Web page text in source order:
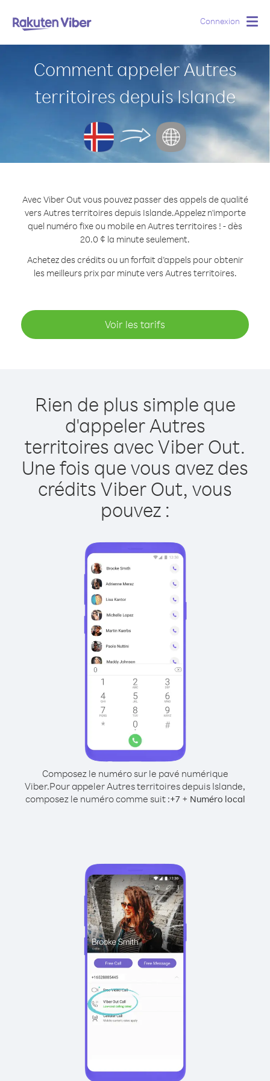
Connexion
Comment appeler Autres
territoires depuis Islande
Avec Viber Out vous pouvez passer des appels de qualité
vers Autres territoires depuis Islande.Appelez n'importe
quel numéro fixe ou mobile en Autres territoires ! - dès
20.0 ¢ la minute seulement.
Achetez des crédits ou un forfait d’appels pour obtenir
les meilleurs prix par minute vers Autres territoires.
Voir les tarifs
Rien de plus simple que
d'appeler Autres
territoires avec Viber Out.
Une fois que vous avez des
crédits Viber Out, vous
pouvez :
Composez le numéro sur le pavé numérique
Viber.Pour appeler Autres territoires depuis Islande,
composez le numéro comme suit :+7+ Numéro local